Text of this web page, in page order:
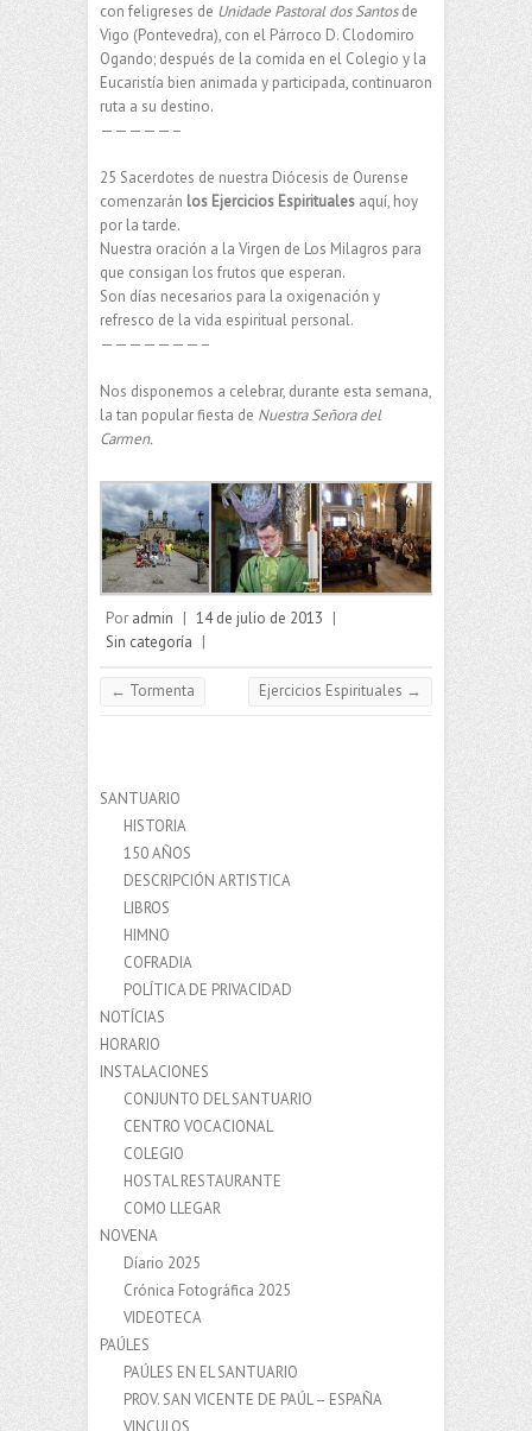
con feligreses de Unidade Pastoral dos Santosde
Vigo (Pontevedra), con el Párroco D. Clodomiro
Ogando; después de la comida en el Colegio y la
Eucaristía bien animada y participada, continuaron
ruta a su destino.
—————–
25 Sacerdotes de nuestra Diócesis de Ourense
comenzarán los Ejercicios Espirituales aquí, hoy
por la tarde.
Nuestra oración a la Virgen de Los Milagros para
que consigan los frutos que esperan.
Son días necesarios para la oxigenación y
refresco de la vida espiritual personal.
———————–
Nos disponemos a celebrar, durante esta semana,
la tan popular fiesta de Nuestra Señora del
Carmen.
Por admin | 14 de julio de 2013 |
Sin categoría |
← Tormenta Ejercicios Espirituales →
SANTUARIO
HISTORIA
150 AÑOS
DESCRIPCIÓN ARTISTICA
LIBROS
HIMNO
COFRADIA
POLÍTICA DE PRIVACIDAD
NOTÍCIAS
HORARIO
INSTALACIONES
CONJUNTO DEL SANTUARIO
CENTRO VOCACIONAL
COLEGIO
HOSTAL RESTAURANTE
COMO LLEGAR
NOVENA
Díario 2025
Crónica Fotográfica 2025
VIDEOTECA
PAÚLES
PAÚLES EN EL SANTUARIO
PROV. SAN VICENTE DE PAÚL – ESPAÑA